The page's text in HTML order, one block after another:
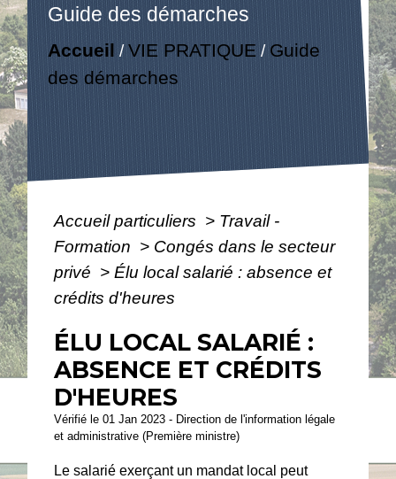
Guide des démarches
Accueil /VIE PRATIQUE / Guide
des démarches
Accueil particuliers > Travail -
Formation > Congés dans le secteur
privé > Élu local salarié : absence et
crédits d'heures
ÉLU LOCAL SALARIÉ :
ABSENCE ET CRÉDITS
D'HEURES
Vérifié le 01 Jan 2023 - Direction de l'information légale
et administrative (Première ministre)
Le salarié exerçant un mandat local peut